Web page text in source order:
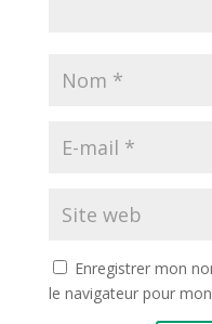
Enregistrer mon
le navigateur pour